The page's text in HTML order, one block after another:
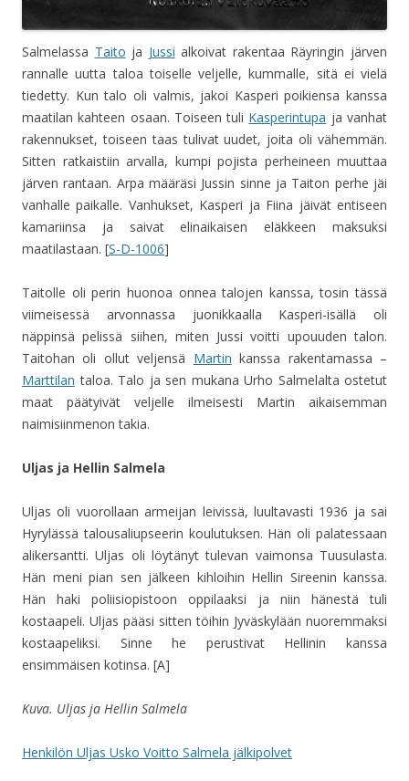
Salmelassa Taito ja Jussi alkoivat rakentaa Räyringin järven
rannalle uutta taloa toiselle veljelle, kummalle, sitä ei vielä
tiedetty. Kun talo oli valmis, jakoi Kasperi poikiensa kanssa
maatilan kahteen osaan. Toiseen tuli Kasperintupa ja vanhat
rakennukset, toiseen taas tulivat uudet, joita oli vähemmän.
Sitten ratkaistiin arvalla, kumpi pojista perheineen muuttaa
järven rantaan. Arpa määräsi Jussin sinne ja Taiton perhe jäi
vanhalle paikalle. Vanhukset, Kasperi ja Fiina jäivät entiseen
kamariinsa ja saivat elinaikaisen eläkkeen maksuksi
maatilastaan. [S-D-1006]
Taitolle oli perin huonoa onnea talojen kanssa, tosin tässä
viimeisessä arvonnassa juonikkaalla Kasperi-isällä oli
näppinsä pelissä siihen, miten Jussi voitti upouuden talon.
Taitohan oli ollut veljensä Martin kanssa rakentamassa –
Marttilan taloa. Talo ja sen mukana Urho Salmelalta ostetut
maat päätyivät veljelle ilmeisesti Martin aikaisemman
naimisiinmenon takia.
Uljas ja Hellin Salmela
Uljas oli vuorollaan armeijan leivissä, luultavasti 1936 ja sai
Hyrylässä talousaliupseerin koulutuksen. Hän oli palatessaan
alikersantti. Uljas oli löytänyt tulevan vaimonsa Tuusulasta.
Hän meni pian sen jälkeen kihloihin Hellin Sireenin kanssa.
Hän haki poliisiopistoon oppilaaksi ja niin hänestä tuli
kostaapeli. Uljas pääsi sitten töihin Jyväskylään nuoremmaksi
kostaapeliksi. Sinne he perustivat Hellinin kanssa
ensimmäisen kotinsa. [A]
Kuva. Uljas ja Hellin Salmela
Henkilön Uljas Usko Voitto Salmela jälkipolvet